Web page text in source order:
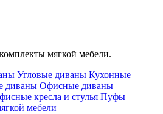
мягкой мебели.
Угловые диваны Кухонные
диваны Офисные диваны
кресла и стулья Пуфы
мебели